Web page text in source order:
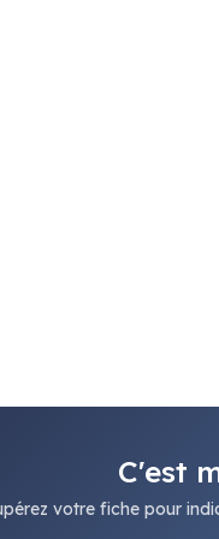
C'est
votre fiche pour